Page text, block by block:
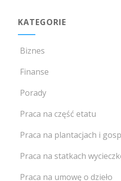
KATEGORIE
Biznes
Finanse
Porady
Praca na część etatu
Praca na plantacjach i
Praca na statkach
Praca na umowę o dzieło